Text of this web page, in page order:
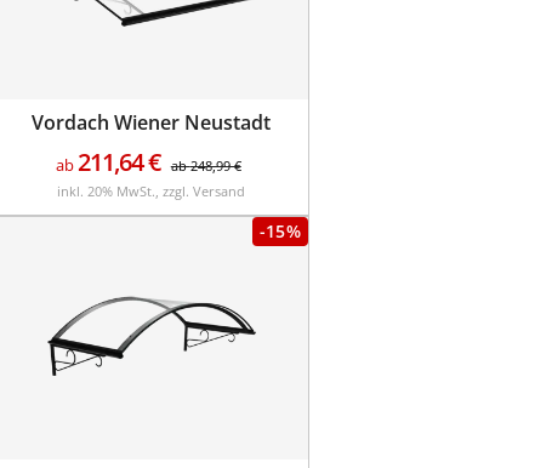
Vordach Wiener Neustadt
ab211,64€ ab248,99€
inkl. 20% MwSt., zzgl. Versand
-15%